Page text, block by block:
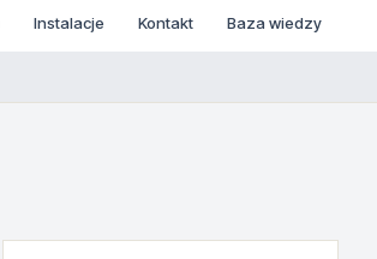
Instalacje Kontakt Baza wiedzy